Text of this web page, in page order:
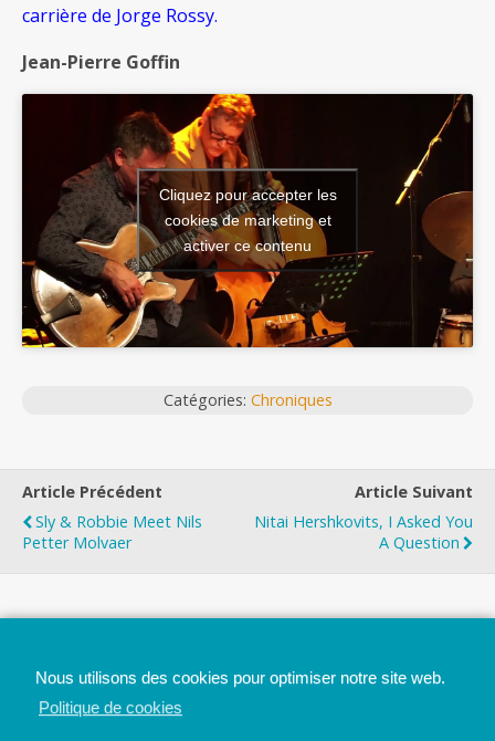
carrière de Jorge Rossy.
Jean-Pierre Goffin
Cliquez pour accepter les
cookies de marketing et
activer ce contenu
Catégories: Chroniques
Article Précédent
Sly & Robbie Meet Nils
Petter Molvaer
Article Suivant
Nitai Hershkovits, I Asked You
A Question
Nous utilisons des cookies pour optimiser notre site web.
Politique de cookies